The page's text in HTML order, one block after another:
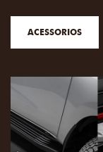
ACESSORIOS